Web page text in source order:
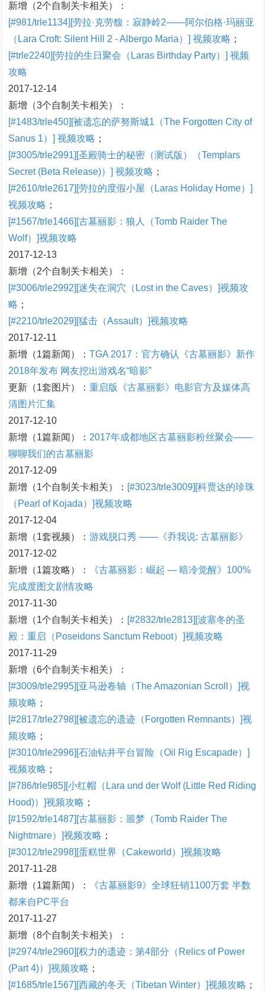
新增（2个自制关卡相关）：
[#981/trle1134][劳拉·克劳馥：寂静岭2——阿尔伯格·玛丽亚
（Lara Croft: Silent Hill 2 - Albergo Maria）] 视频攻略 ；
[#trle2240][劳拉的生日聚会（Laras Birthday Party）] 视频
攻略
2017-12-14
新增（3个自制关卡相关）：
[#1483/trle450][被遗忘的萨努斯城1（The Forgotten City of
Sanus 1）] 视频攻略 ；
[#3005/trle2991][圣殿骑士的秘密（测试版）（Templars
Secret (Beta Release)）] 视频攻略 ；
[#2610/trle2617][劳拉的度假小屋（Laras Holiday Home）]
视频攻略 ；
[#1567/trle1466][古墓丽影：狼人（Tomb Raider The
Wolf）]视频攻略
2017-12-13
新增（2个自制关卡相关）：
[#3006/trle2992][迷失在洞穴（Lost in the Caves）]视频攻
略 ；
[#2210/trle2029][猛击（Assault）]视频攻略
2017-12-11
新增（1篇新闻）： TGA 2017：官方确认《古墓丽影》新作
2018年发布 网友挖出游戏名“暗影”
更新（1套图片）： 重启版《古墓丽影》电影官方及媒体高
清图片汇集
2017-12-10
新增（1篇新闻）： 2017年成都地区古墓丽影粉丝聚会——
聊聊我们的古墓丽影
2017-12-09
新增（1个自制关卡相关）： [#3023/trle3009][科贾达的珍珠
（Pearl of Kojada）]视频攻略
2017-12-04
新增（1套视频）： 游戏脱口秀 ——《乔我说: 古墓丽影》
2017-12-02
新增（1篇攻略）：
《古墓丽影：崛起 — 暗冷觉醒》100%
完成度图文剧情攻略
2017-11-30
新增（1个自制关卡相关）： [#2832/trle2813][波塞冬的圣
殿：重启（Poseidons Sanctum Reboot）]视频攻略
2017-11-29
新增（6个自制关卡相关）：
[#3009/trle2995][亚马逊卷轴（The Amazonian Scroll）]视
频攻略 ；
[#2817/trle2798][被遗忘的遗迹（Forgotten Remnants）]视
频攻略 ；
[#3010/trle2996][石油钻井平台冒险（Oil Rig Escapade）]
视频攻略 ；
[#786/trle985][小红帽（Lara und der Wolf (Little Red Riding
Hood)）]视频攻略 ；
[#1592/trle1487][古墓丽影：噩梦（Tomb Raider The
Nightmare）]视频攻略 ；
[#3012/trle2998][蛋糕世界（Cakeworld）]视频攻略
2017-11-28
新增（1篇新闻）：
《古墓丽影9》全球狂销1100万套 半数
都来自PC平台
2017-11-27
新增（8个自制关卡相关）：
[#2974/trle2960][权力的遗迹：第4部分（Relics of Power
(Part 4)）]视频攻略 ；
[#1685/trle1567][西藏的冬天（Tibetan Winter）]视频攻略 ；